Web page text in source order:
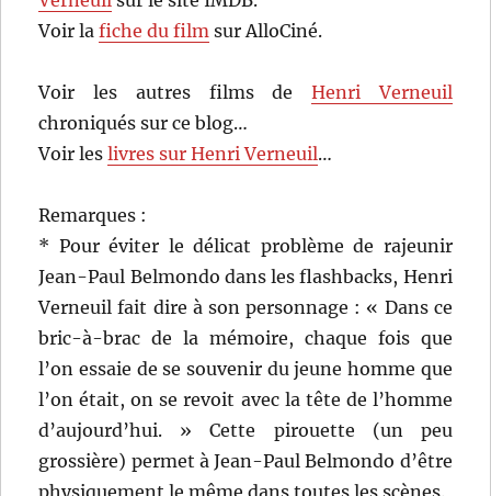
Voir lafiche du film sur AlloCiné.
Voir les autres films de Henri Verneuil
chroniqués sur ce blog…
Voir leslivres sur Henri Verneuil…
Remarques :
* Pour éviter le délicat problème de rajeunir
Jean-Paul Belmondo dans les flashbacks, Henri
Verneuil fait dire à son personnage : « Dans ce
bric-à-brac de la mémoire, chaque fois que
l’on essaie de se souvenir du jeune homme que
l’on était, on se revoit avec la tête de l’homme
d’aujourd’hui. » Cette pirouette (un peu
grossière) permet à Jean-Paul Belmondo d’être